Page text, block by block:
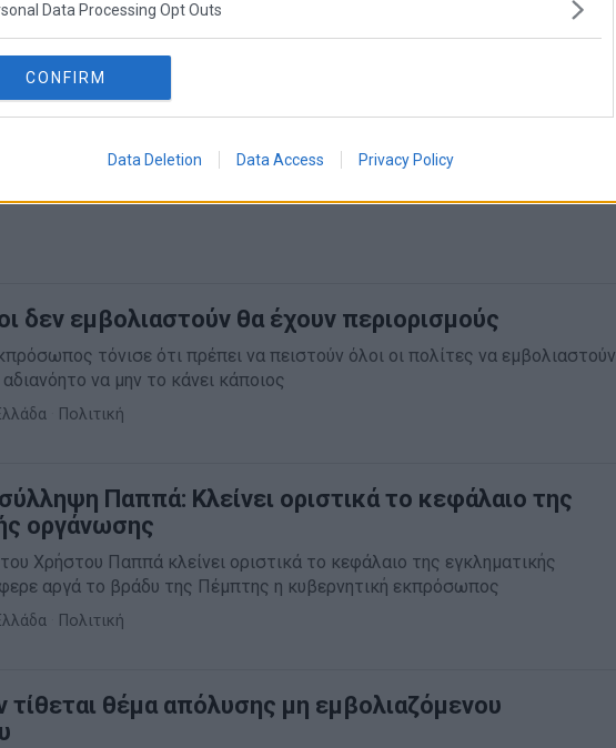
Data Processing Opt Outs
CONFIRM
Data Deletion Data Access Privacy Policy
δεν εμβολιαστούν θα έχουν περιορισμούς
τόνισε ότι πρέπει να πειστούν όλοι οι πολίτες να εμβολιαστούν
να μην το κάνει κάποιος
Πολιτική
Παππά: Κλείνει οριστικά το κεφάλαιο της
οργάνωσης
Χρήστου Παππά κλείνει οριστικά το κεφάλαιο της εγκληματικής
αργά το βράδυ της Πέμπτης η κυβερνητική εκπρόσωπος
Πολιτική
τίθεται θέμα απόλυσης μη εμβολιαζόμενου